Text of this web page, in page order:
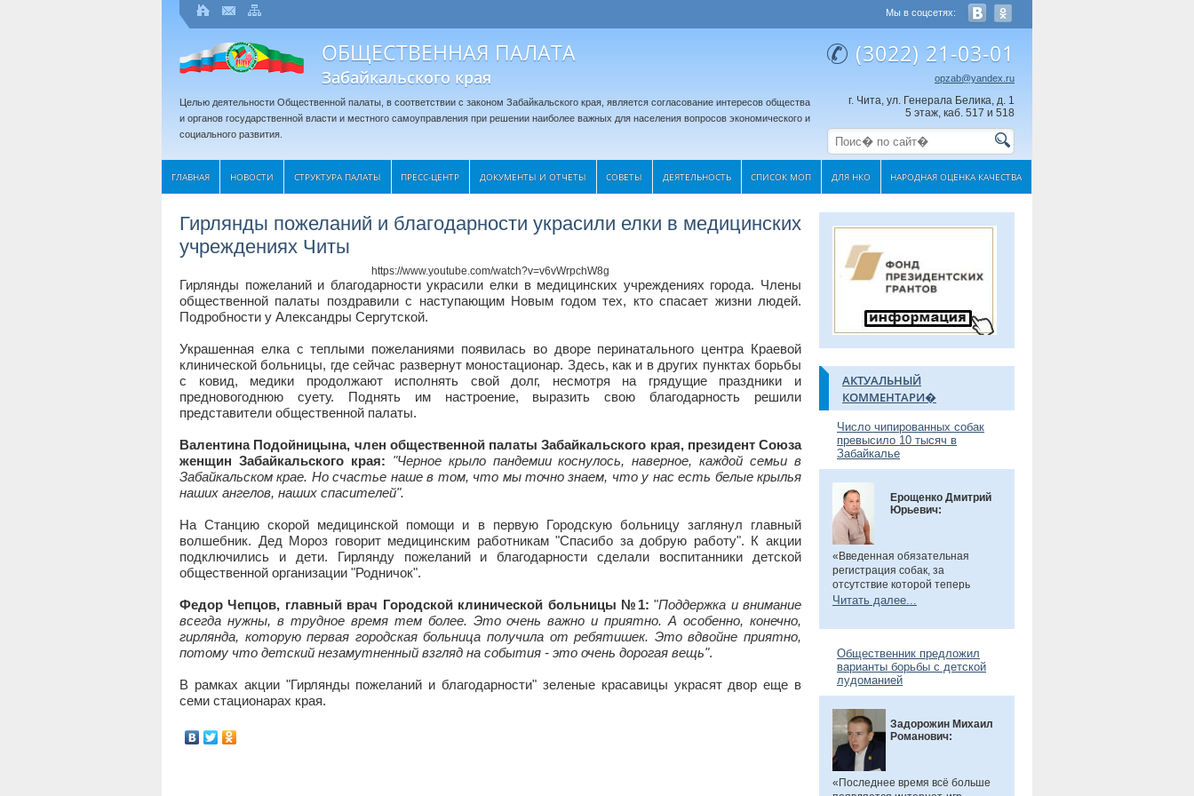
Мы в соцсетях:
ОБЩЕСТВЕННАЯ ПАЛАТА
Забайкальского края
Целью деятельности Общественной палаты, в соответствии с законом Забайкальского края, является согласование интересов общества
и органов государственной власти и местного самоуправления при решении наиболее важных для населения вопросов экономического и
социального развития.
(3022) 21-03-01
opzab@yandex.ru
г. Чита, ул. Генерала Белика, д. 1
5 этаж, каб. 517 и 518
ГЛАВНАЯ НОВОСТИ СТРУКТУРА ПАЛАТЫ ПРЕСС-ЦЕНТР ДОКУМЕНТЫ И ОТЧЕТЫ CОВЕТЫ ДЕЯТЕЛЬНОСТЬ СПИСОК МОП ДЛЯ НКО НАРОДНАЯ ОЦЕНКА КАЧЕСТВА
Гирлянды пожеланий и благодарности украсили елки в медицинских
учреждениях Читы
https://www.youtube.com/watch?v=v6vWrpchW8g
Гирлянды пожеланий и благодарности украсили елки в медицинских учреждениях города. Члены
общественной палаты поздравили с наступающим Новым годом тех, кто спасает жизни людей.
Подробности у Александры Сергутской.
Украшенная елка с теплыми пожеланиями появилась во дворе перинатального центра Краевой
клинической больницы, где сейчас развернут моностационар. Здесь, как и в других пунктах борьбы
с ковид, медики продолжают исполнять свой долг, несмотря на грядущие праздники и
предновогоднюю суету. Поднять им настроение, выразить свою благодарность решили
представители общественной палаты.
Валентина Подойницына, член общественной палаты Забайкальского края, президент Союза
женщин Забайкальского края: "Черное крыло пандемии коснулось, наверное, каждой семьи в
Забайкальском крае. Но счастье наше в том, что мы точно знаем, что у нас есть белые крылья
наших ангелов, наших спасителей".
На Станцию скорой медицинской помощи и в первую Городскую больницу заглянул главный
волшебник. Дед Мороз говорит медицинским работникам "Спасибо за добрую работу". К акции
подключились и дети. Гирлянду пожеланий и благодарности сделали воспитанники детской
общественной организации "Родничок".
Федор Чепцов, главный врач Городской клинической больницы №1: "Поддержка и внимание
всегда нужны, в трудное время тем более. Это очень важно и приятно. А особенно, конечно,
гирлянда, которую первая городская больница получила от ребятишек. Это вдвойне приятно,
потому что детский незамутненный взгляд на события - это очень дорогая вещь".
В рамках акции "Гирлянды пожеланий и благодарности" зеленые красавицы украсят двор еще в
семи стационарах края.
АКТУАЛЬНЫЙ
КОММЕНТАРИ�
Число чипированных собак
превысило 10 тысяч в
Забайкалье
Ерощенко Дмитрий
Юрьевич:
«Введенная обязательная
регистрация собак, за
отсутствие которой теперь
предусмотрен штраф. Эта мера
учет домашних животных и
владельцев. Особенно важно,
что регистрация бесплатна, а
владельцам нужно лишь
оплатить чип или метку. Новые
правила помогут сделать
контроль за питомцами более
прозрачным и системным», -
сказал общественник.
Читать далее...
Общественник предложил
варианты борьбы с детской
лудоманией
Задорожин Михаил
Романович:
«Последнее время всё больше